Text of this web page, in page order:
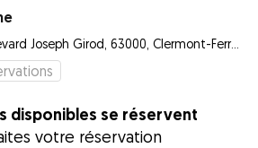
Boulevard Joseph Girod, 63000, Clermont-Ferrand
disponibles se réservent
votre réservation